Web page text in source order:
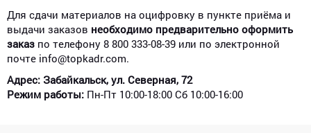
Для сдачи материалов на оцифровку в пункте приёма и
выдачи заказов необходимо предварительно оформить
заказ по телефону 8 800 333-08-39 или по электронной
почте info@topkadr.com.
Адрес: Забайкальск, ул. Северная, 72​
Режим работы: Пн-Пт 10:00-18:00 Сб 10:00-16:00